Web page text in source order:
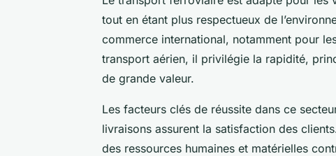
tout en étant plus respectueux de
commerce international, notamment pour
transport aérien, il privilégie la rapidité,
de grande valeur.
Les facteurs clés de réussite dans ce
livraisons assurent la satisfaction des
des ressources humaines et matérielles